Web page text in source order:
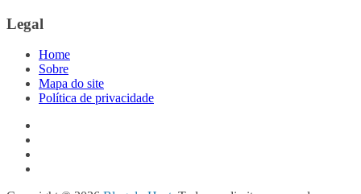
Legal
Home
Sobre
Mapa do site
Política de privacidade